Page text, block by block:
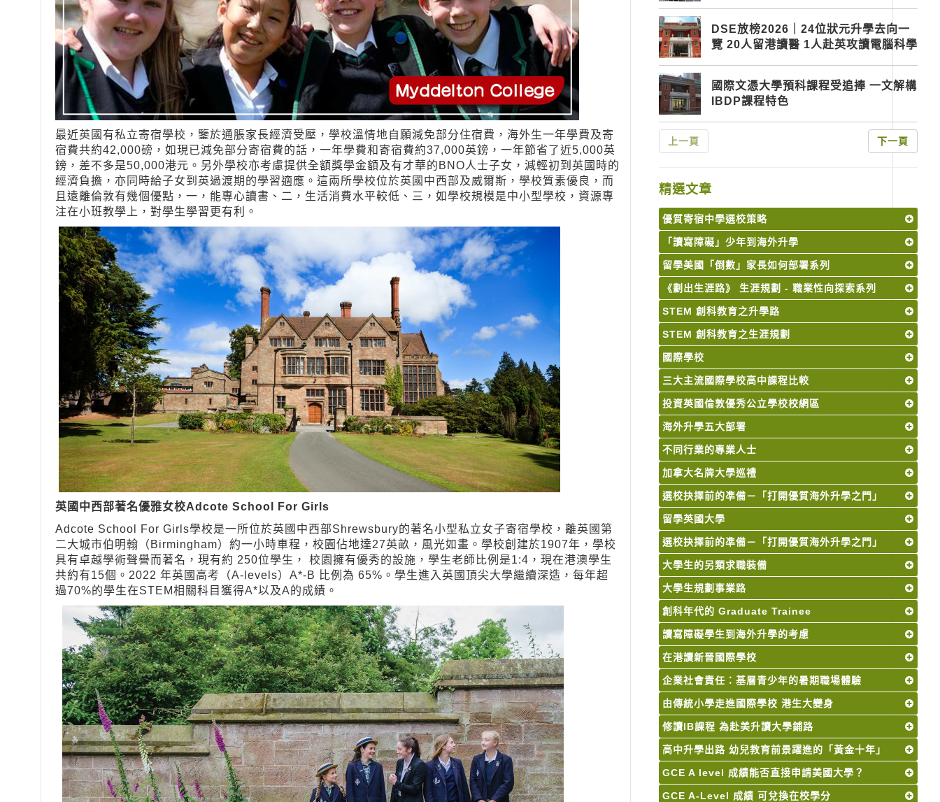
最近英國有私立寄宿學校，鑒於通脹家長經濟受壓，學校溫情地自願減免部分住宿費，海外生一年學費及寄
宿費共約42,000磅，如現已減免部分寄宿費的話，一年學費和寄宿費約37,000英鎊，一年節省了近5,000英
鎊，差不多是50,000港元。另外學校亦考慮提供全額獎學金額及有才華的BNO人士子女，減輕初到英國時的
經濟負擔，亦同時給子女到英過渡期的學習適應。這兩所學校位於英國中西部及威爾斯，學校質素優良，而
且遠離倫敦有幾個優點，一，能專心讀書、二，生活消費水平較低、三，如學校規模是中小型學校，資源專
注在小班教學上，對學生學習更有利。
英國中西部著名優雅女校Adcote School For Girls
Adcote School For Girls學校是一所位於英國中西部Shrewsbury的著名小型私立女子寄宿學校，離英國第
二大城市伯明翰（Birmingham）約一小時車程，校園佔地達27英畝，風光如畫。學校創建於1907年，學校
具有卓越學術聲譽而著名，現有約 250位學生， 校園擁有優秀的設施，學生老師比例是1:4，現在港澳學生
共約有15個。2022 年英國高考（A-levels）A*-B 比例為 65%。學生進入英國頂尖大學繼續深造，每年超
過70%的學生在STEM相關科目獲得A*以及A的成績。
DSE放榜2026｜24位狀元升學去向一
覽 20人留港讀醫 1人赴英攻讀電腦科學
國際文憑大學預科課程受追捧 一文解構
IBDP課程特色
上一頁 下一頁
精選文章
優質寄宿中學選校策略
「讀寫障礙」少年到海外升學
留學美國「倒數」家長如何部署系列
《劃出生涯路》 生涯規劃 - 職業性向探索系列
STEM 創科教育之升學路
STEM 創科教育之生涯規劃
國際學校
三大主流國際學校高中課程比較
投資英國倫敦優秀公立學校校網區
海外升學五大部署
不同行業的專業人士
加拿大名牌大學巡禮
選校抉擇前的凖備－「打開優質海外升學之門」
留學英國大學
選校抉擇前的凖備－「打開優質海外升學之門」
大學生的另類求職裝備
大學生規劃事業路
創科年代的 Graduate Trainee
讀寫障礙學生到海外升學的考慮
在港讀新晉國際學校
企業社會責任：基層青少年的暑期職場體驗
由傳統小學走進國際學校 港生大變身
修讀IB課程 為赴美升讀大學鋪路
高中升學出路 幼兒教育前景躍進的「黃金十年」
GCE A level 成績能否直接申請美國大學？
GCE A-Level 成績 可兌換在校學分